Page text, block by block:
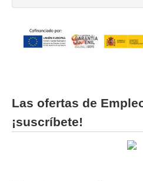
Las ofertas de
¡suscríbete!